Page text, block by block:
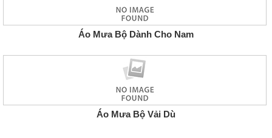
Áo Mưa Bộ Dành Cho Nam
Áo Mưa Bộ Vải Dù